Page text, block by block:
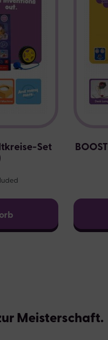
Set
Meisterschaft.